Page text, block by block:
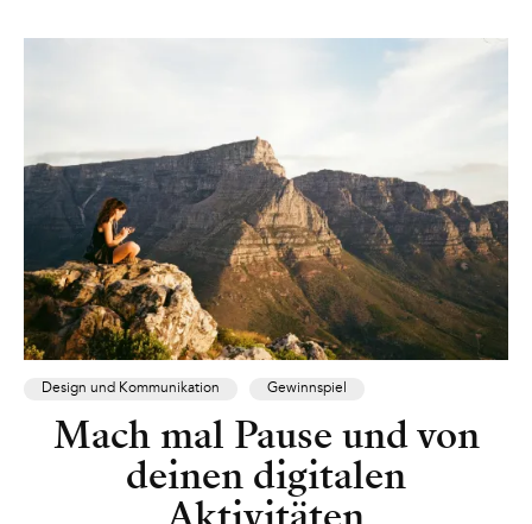
Design und Kommunikation Gewinnspiel
Mach mal Pause und von
deinen digitalen